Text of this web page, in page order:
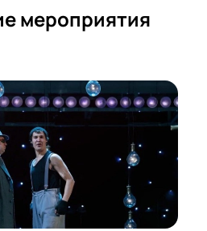
мероприятия